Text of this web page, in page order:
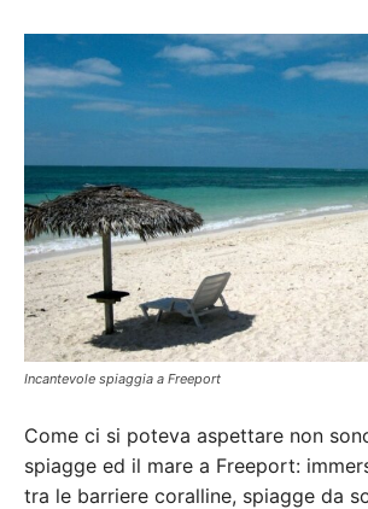
Incantevole spiaggia a Freeport
Come ci si poteva aspettare non
spiagge ed il mare a Freeport:
tra le barriere coralline, spiagge da